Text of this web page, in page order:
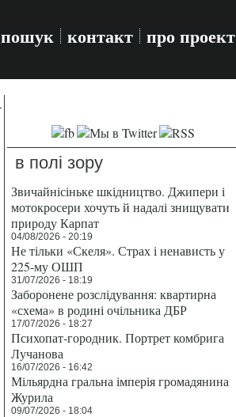
пошук контакт про проект
в полі зору
Звичайнісіньке шкідництво. Джипери і
мотокросери хочуть й надалі знищувати
природу Карпат
04/08/2026 - 20:19
Не тільки «Скеля». Страх і ненависть у
225-му ОШП
31/07/2026 - 18:19
Заборонене розслідування: квартирна
«схема» в родині очільника ДБР
17/07/2026 - 18:27
Психопат-городник. Портрет комбрига
Лучанова
16/07/2026 - 16:42
Мільярдна гральна імперія громадянина
Журила
09/07/2026 - 18:04